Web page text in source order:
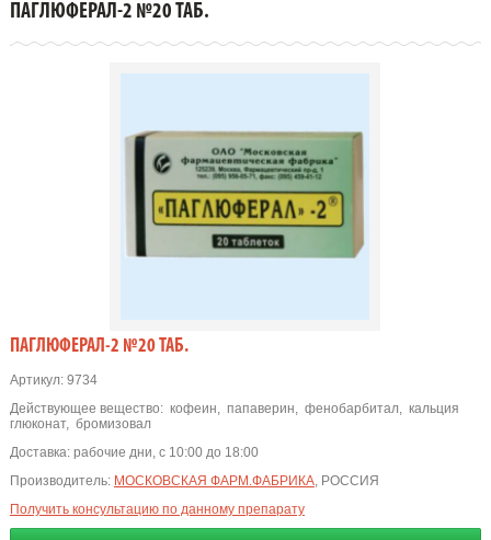
ПАГЛЮФЕРАЛ-2 №20 ТАБ.
ПАГЛЮФЕРАЛ-2 №20 ТАБ.
Артикул:9734
Действующее вещество: кофеин, папаверин, фенобарбитал, кальция
глюконат, бромизовал
Доставка: рабочие дни, с 10:00 до 18:00
Производитель: МОСКОВСКАЯ ФАРМ.ФАБРИКА, РОССИЯ
Получить консультацию по данному препарату